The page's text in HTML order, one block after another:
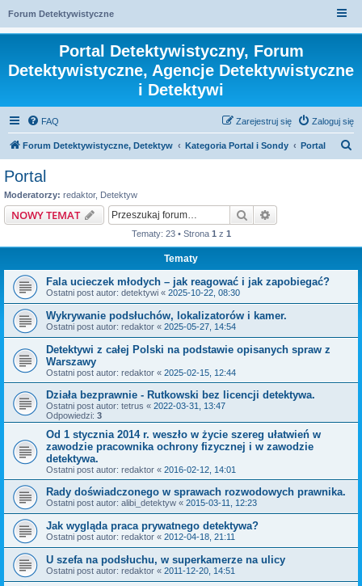
Forum Detektywistyczne
Portal Detektywistyczny, Forum
Detektywistyczne, Agencje Detektywistyczne
i Detektywi
FAQ Zaloguj się
Zarejestruj się
Forum Detektywistyczne, Detektyw Kategoria Portal i Sondy Portal
Portal
Moderatorzy: redaktor, Detektyw
NOWY TEMAT Szukaj
Tematy: 23 • Strona 1 z 1
Tematy
Fala ucieczek młodych – jak reagować i jak zapobiegać?
Ostatni post autor: detektywi « 2025-10-22, 08:30
Wykrywanie podsłuchów, lokalizatorów i kamer.
Ostatni post autor: redaktor « 2025-05-27, 14:54
Detektywi z całej Polski na podstawie opisanych spraw z
Warszawy
Ostatni post autor: redaktor « 2025-02-15, 12:44
Działa bezprawnie - Rutkowski bez licencji detektywa.
Ostatni post autor: tetrus « 2022-03-31, 13:47
Odpowiedzi: 3
Od 1 stycznia 2014 r. weszło w życie szereg ułatwień w
zawodzie pracownika ochrony fizycznej i w zawodzie
detektywa.
Ostatni post autor: redaktor « 2016-02-12, 14:01
Rady doświadczonego w sprawach rozwodowych prawnika.
Ostatni post autor: alibi_detektyw « 2015-03-11, 12:23
Jak wygląda praca prywatnego detektywa?
Ostatni post autor: redaktor « 2012-04-18, 21:11
U szefa na podsłuchu, w superkamerze na ulicy
Ostatni post autor: redaktor « 2011-12-20, 14:51